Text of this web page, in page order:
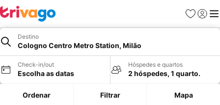
Favoritos
Iniciar
Destino
Cologno Centro Metro Station, Milão
Check-in/out
Escolha as datas
Hóspedes e quartos
2 hóspedes, 1 quarto.
Ordenar Filtrar Mapa